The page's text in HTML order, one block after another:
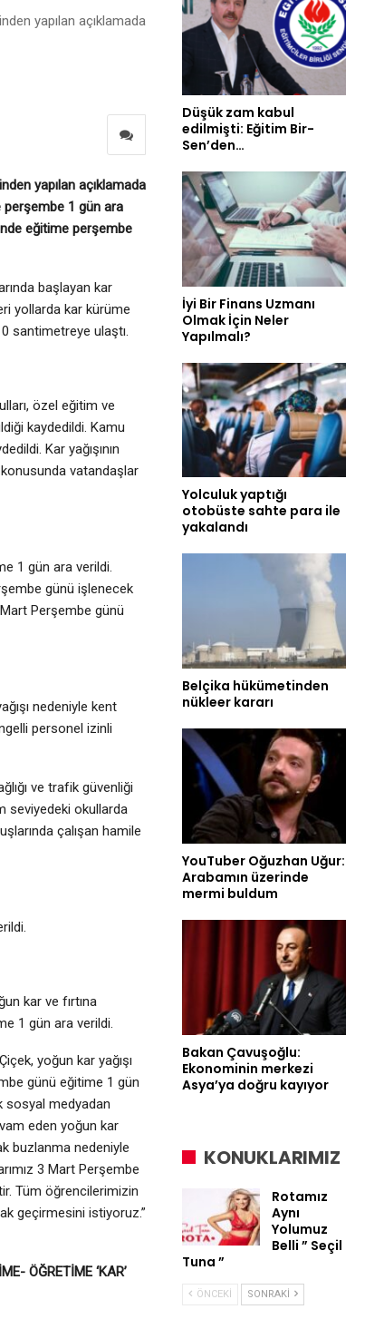
yapılan açıklamada
yapılan açıklamada
perşembe 1 gün ara
eğitime perşembe
başlayan kar
yollarda kar kürüme
santimetreye ulaştı.
özel eğitim ve
kaydedildi. Kamu
Kar yağışının
vatandaşlar
1 gün ara verildi.
günü işlenecek
Perşembe günü
nedeniyle kent
personel izinli
ve trafik güvenliği
seviyedeki okullarda
çalışan hamile
kar ve fırtına
1 gün ara verildi.
yoğun kar yağışı
günü eğitime 1 gün
sosyal medyadan
eden yoğun kar
buzlanma nedeniyle
3 Mart Perşembe
Tüm öğrencilerimizin
geçirmesini istiyoruz.”
ÖĞRETİME ‘KAR’
Düşük zam kabul
edilmişti: Eğitim Bir-
Sen’den…
İyi Bir Finans Uzmanı
Olmak İçin Neler
Yapılmalı?
Yolculuk yaptığı
otobüste sahte para ile
yakalandı
Belçika hükümetinden
nükleer kararı
YouTuber Oğuzhan Uğur:
Arabamın üzerinde
mermi buldum
Bakan Çavuşoğlu:
Ekonominin merkezi
Asya’ya doğru kayıyor
KONUKLARIMIZ
Rotamız
Aynı
Yolumuz
Belli ” Seçil
Tuna ”
ÖNCEKI SONRAKI